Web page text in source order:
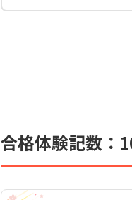
合格体験記数：